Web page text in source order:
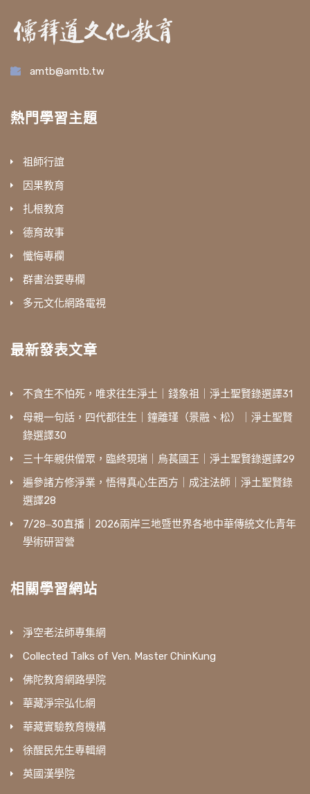
amtb@amtb.tw
熱門學習主題
祖師行誼
因果教育
扎根教育
德育故事
懺悔專欄
群書治要專欄
多元文化網路電視
最新發表文章
不貪生不怕死，唯求往生淨土｜錢象祖｜淨土聖賢錄選譯31
母親一句話，四代都往生｜鐘離瑾（景融、松）｜淨土聖賢
錄選譯30
三十年親供僧眾，臨終現瑞｜烏萇國王｜淨土聖賢錄選譯29
遍參諸方修淨業，悟得真心生西方｜成注法師｜淨土聖賢錄
選譯28
7/28‒30直播｜2026兩岸三地暨世界各地中華傳統文化青年
學術研習營
相關學習網站
淨空老法師專集網
Collected Talks of Ven. Master ChinKung
佛陀教育網路學院
華藏淨宗弘化網
華藏實驗教育機構
徐醒民先生專輯網
英國漢學院